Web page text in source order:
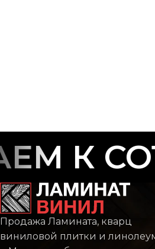
К
Продажа Ламината, кварц
виниловой плитки и